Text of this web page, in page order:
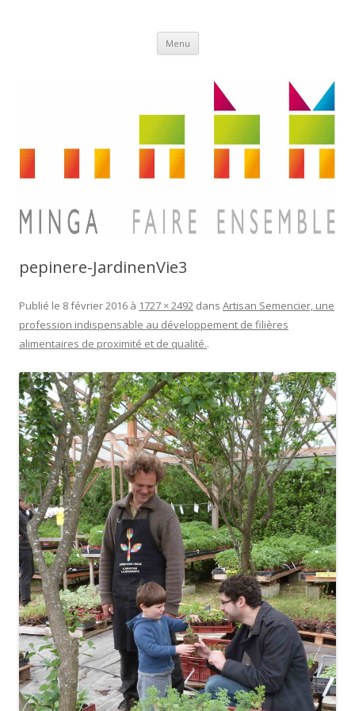
Menu Aller
contenu
pepinere-JardinenVie3
Publié le 8 février 2016 à 1727 × 2492 dans Artisan Semencier, une
profession indispensable au développement de filières
alimentaires de proximité et de qualité..